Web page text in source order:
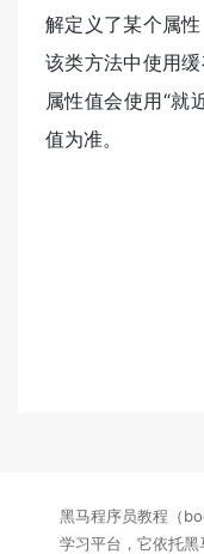
解定义了某个属
该类方法中使用
属性值会使用“就
值为准。
黑马程序员教程（
学习平台，它依托